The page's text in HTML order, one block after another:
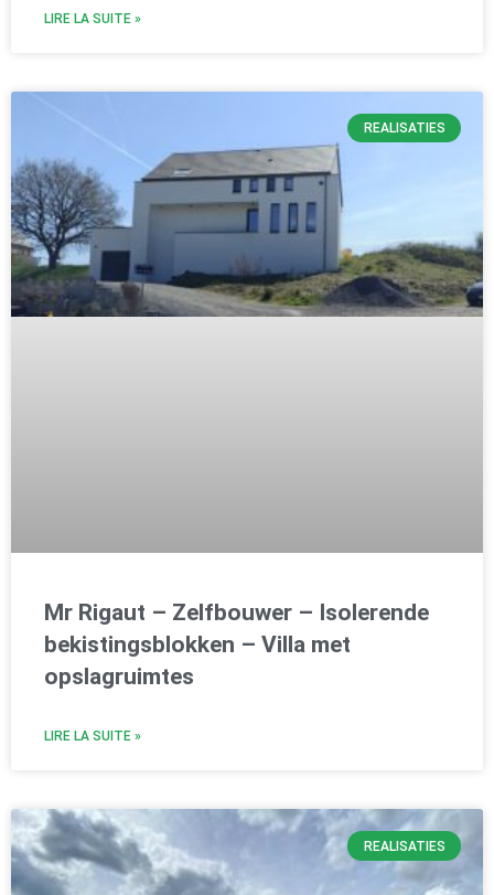
LIRE LA SUITE »
REALISATIES
Mr Rigaut – Zelfbouwer – Isolerende
bekistingsblokken – Villa met
opslagruimtes
LIRE LA SUITE »
REALISATIES